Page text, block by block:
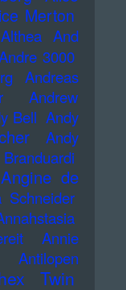
Merton
Althea And
3000
Andreas
Andrew
Bell Andy
Andy
Angine de
Schneider
Annie
Antilopen
Twin